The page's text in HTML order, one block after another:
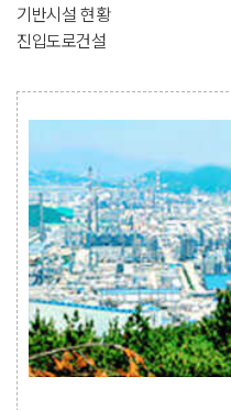
기반시설 현황
진입도로건설